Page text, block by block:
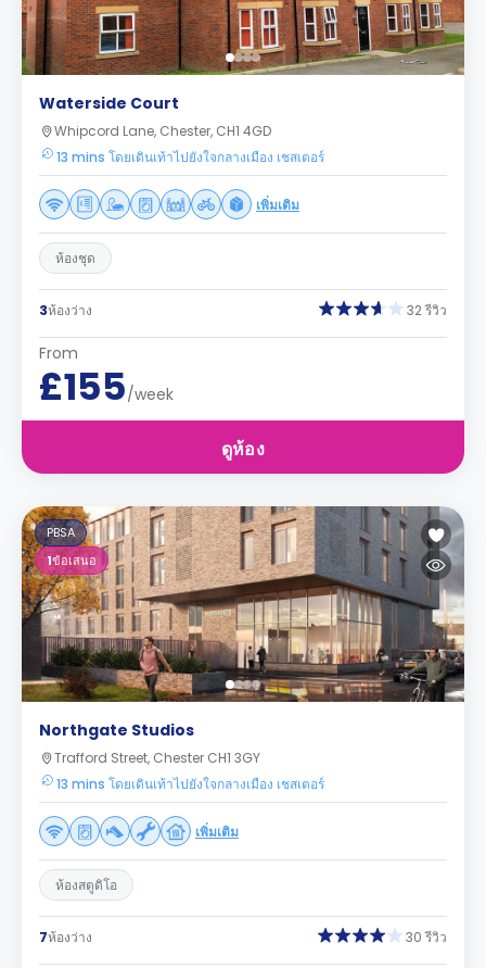
Waterside Court
Whipcord Lane, Chester, CH1 4GD
13 mins โดยเดินเท้าไปยังใจกลางเมือง เชสเตอร์
เพิ่มเติม
ห้องชุด
3ห้องว่าง 32 รีวิว
From
£155/week
ดูห้อง
PBSA
1ข้อเสนอ
Northgate Studios
Trafford Street, Chester CH1 3GY
13 mins โดยเดินเท้าไปยังใจกลางเมือง เชสเตอร์
เพิ่มเติม
ห้องสตูดิโอ
7ห้องว่าง 30 รีวิว